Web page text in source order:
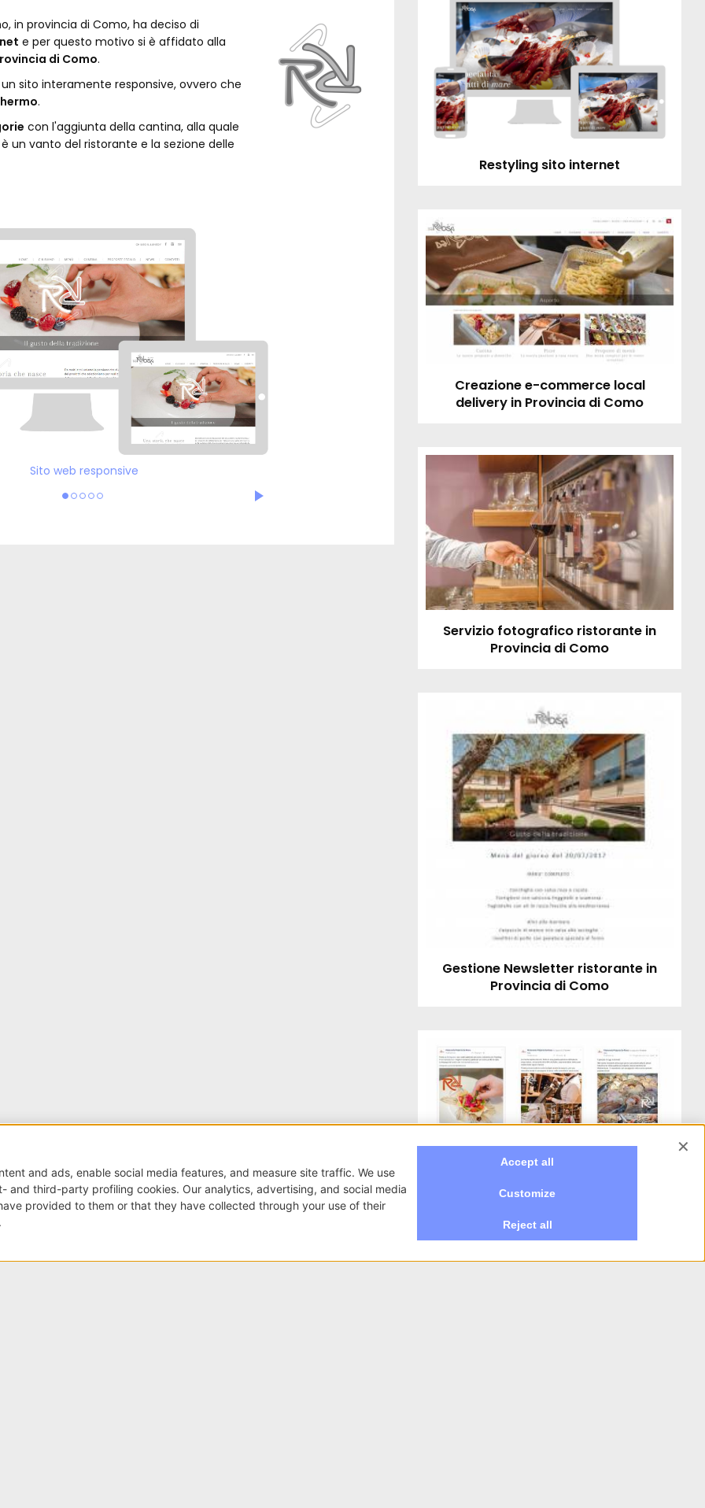
in provincia di Como, ha deciso di
e per questo motivo si è affidato alla
di Como.
sito interamente responsive, ovvero che
.
con l'aggiunta della cantina, alla quale
un vanto del ristorante e la sezione delle
Sito web responsive
Restyling sito internet
Creazione e-commerce local
delivery in Provincia di Como
Servizio fotografico ristorante in
Provincia di Como
Gestione Newsletter ristorante in
Provincia di Como
Gestione Social media ristorante in
Provincia di Como